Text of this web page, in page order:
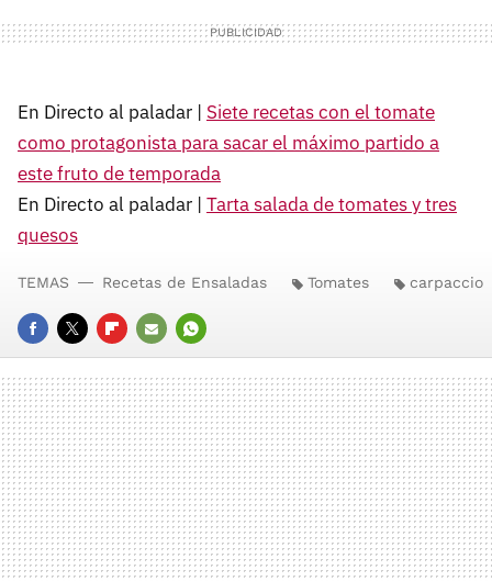
En Directo al paladar | Siete recetas con el tomate
como protagonista para sacar el máximo partido a
este fruto de temporada
En Directo al paladar | Tarta salada de tomates y tres
quesos
FACEBOOK
TWITTERFLIPBOARD
E-
MAIL
WHATSAPP
TEMAS Recetas de Ensaladas Tomates carpaccio